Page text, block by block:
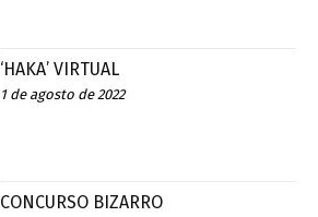
‘HAKA’ VIRTUAL
1 de agosto de 2022
CONCURSO BIZARRO